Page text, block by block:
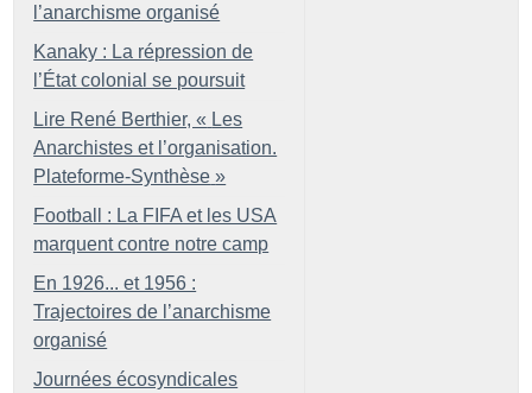
l’anarchisme organisé
Kanaky : La répression de
l’État colonial se poursuit
Lire René Berthier, « Les
Anarchistes et l’organisation.
Plateforme-Synthèse »
Football : La FIFA et les USA
marquent contre notre camp
En 1926... et 1956 :
Trajectoires de l’anarchisme
organisé
Journées écosyndicales